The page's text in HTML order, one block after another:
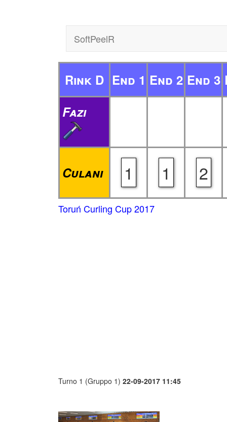
SoftPeelR
Rink D End 1 End 2 End 3
Fazi
Culani 1 1 2
Toruń Curling Cup 2017
Turno 1 (Gruppo 1) 22-09-2017 11:45